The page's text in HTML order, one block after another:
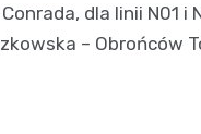
dla linii N01 i
– Obrońców